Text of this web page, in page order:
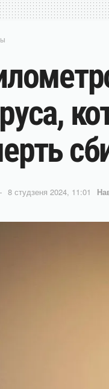
8 студзеня 2024, 11:01